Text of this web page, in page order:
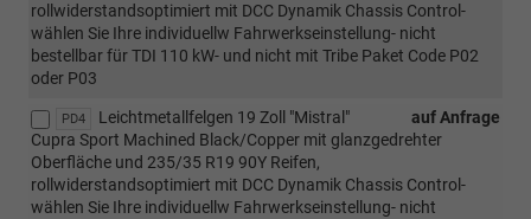
rollwiderstandsoptimiert mit DCC Dynamik Chassis Control-
wählen Sie Ihre individuellw Fahrwerkseinstellung- nicht
bestellbar für TDI 110 kW- und nicht mit Tribe Paket Code P02
oder P03
PD4 auf Anfrage
Leichtmetallfelgen 19 Zoll "Mistral"
Cupra Sport Machined Black/Copper mit glanzgedrehter
Oberfläche und 235/35 R19 90Y Reifen,
rollwiderstandsoptimiert mit DCC Dynamik Chassis Control-
wählen Sie Ihre individuellw Fahrwerkseinstellung- nicht